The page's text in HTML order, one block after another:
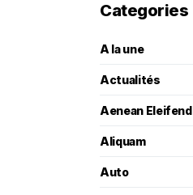
Categories
A la une
Actualités
Aenean Eleifend
Aliquam
Auto